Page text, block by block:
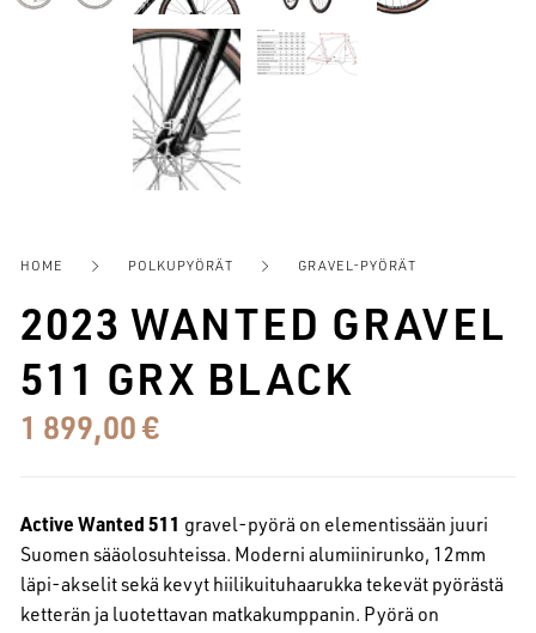
HOME POLKUPYÖRÄT GRAVEL-PYÖRÄT
2023 WANTED GRAVEL
511 GRX BLACK
1 899,00€
Active Wanted 511 gravel-pyörä on elementissään juuri
Suomen sääolosuhteissa. Moderni alumiinirunko, 12mm
läpi-akselit sekä kevyt hiilikuituhaarukka tekevät pyörästä
ketterän ja luotettavan matkakumppanin. Pyörä on